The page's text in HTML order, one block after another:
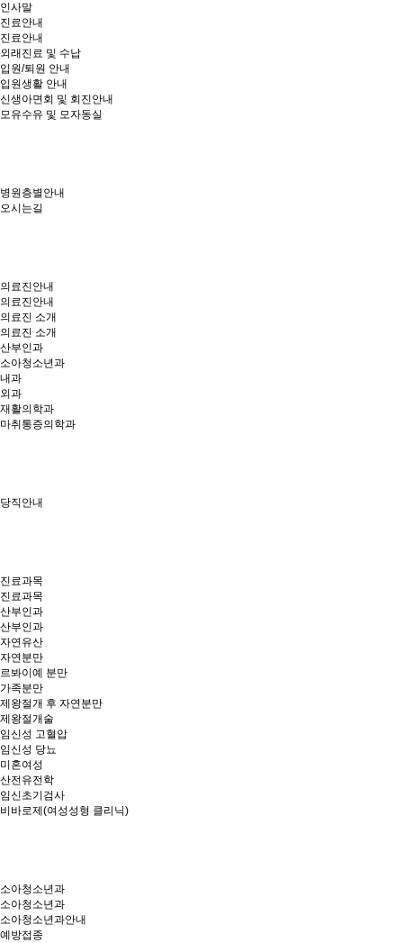
인사말
진료안내
진료안내
외래진료 및 수납
입원/퇴원 안내
입원생활 안내
신생아면회 및 회진안내
모유수유 및 모자동실
병원층별안내
오시는길
의료진안내
의료진안내
의료진 소개
의료진 소개
산부인과
소아청소년과
내과
외과
재활의학과
마취통증의학과
당직안내
진료과목
진료과목
산부인과
산부인과
자연유산
자연분만
르봐이예 분만
가족분만
제왕절개 후 자연분만
제왕절개술
임신성 고혈압
임신성 당뇨
미혼여성
산전유전학
임신초기검사
비바로제(여성성형 클리닉)
소아청소년과
소아청소년과
소아청소년과안내
예방접종